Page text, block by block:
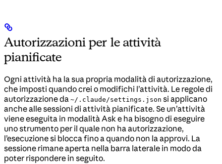
Autorizzazioni per le attività
pianificate
Ogni attività ha la sua propria modalità di autorizzazione,
che imposti quando crei o modifichi l’attività. Le regole di
autorizzazione da ~/.claude/settings.json si applicano
anche alle sessioni di attività pianificate. Se un’attività
viene eseguita in modalità Ask e ha bisogno di eseguire
uno strumento per il quale non ha autorizzazione,
l’esecuzione si blocca fino a quando non la approvi. La
sessione rimane aperta nella barra laterale in modo da
poter rispondere in seguito.